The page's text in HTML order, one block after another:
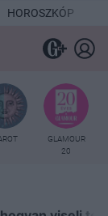
HOROSZKÓP
GLAMOUR
20